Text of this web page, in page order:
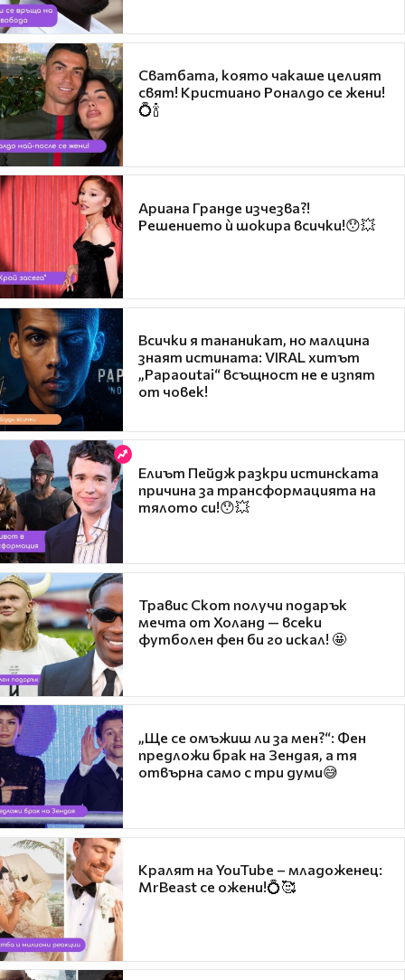
Сватбата, която чакаше целият
свят! Кристиано Роналдо се жени!
💍🍾
Ариана Гранде изчезва?!
Решението ѝ шокира всички!😯💥
Всички я тананикат, но малцина
знаят истината: VIRAL хитът
„Papaoutai“ всъщност не е изпят
от човек!
Елиът Пейдж разкри истинската
причина за трансформацията на
тялото си!😯💥
Травис Скот получи подарък
мечта от Холанд — всеки
футболен фен би го искал! 🤩
„Ще се омъжиш ли за мен?“: Фен
предложи брак на Зендая, а тя
отвърна само с три думи😅
Кралят на YouTube – младоженец:
MrBeast се ожени!💍🥰